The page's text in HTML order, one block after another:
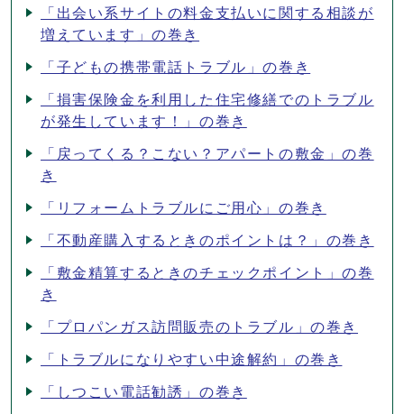
「出会い系サイトの料金支払いに関する相談が
増えています」の巻き
「子どもの携帯電話トラブル」の巻き
「損害保険金を利用した住宅修繕でのトラブル
が発生しています！」の巻き
「戻ってくる？こない？アパートの敷金」の巻
き
「リフォームトラブルにご用心」の巻き
「不動産購入するときのポイントは？」の巻き
「敷金精算するときのチェックポイント」の巻
き
「プロパンガス訪問販売のトラブル」の巻き
「トラブルになりやすい中途解約」の巻き
「しつこい電話勧誘」の巻き